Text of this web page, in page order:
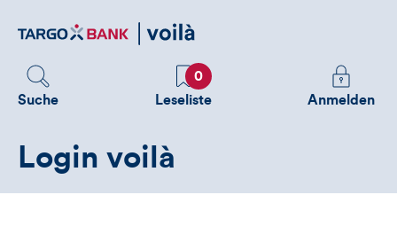
zum
Suche
Favoriten
0
Leseliste
Melden
Sie
Anmelden
Login voilà